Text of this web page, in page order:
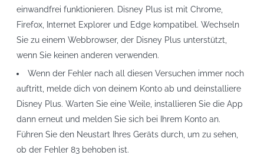
einwandfrei funktionieren. Disney Plus ist mit Chrome,
Firefox, Internet Explorer und Edge kompatibel. Wechseln
Sie zu einem Webbrowser, der Disney Plus unterstützt,
wenn Sie keinen anderen verwenden.
Wenn der Fehler nach all diesen Versuchen immer noch
auftritt, melde dich von deinem Konto ab und deinstalliere
Disney Plus. Warten Sie eine Weile, installieren Sie die App
dann erneut und melden Sie sich bei Ihrem Konto an.
Führen Sie den Neustart Ihres Geräts durch, um zu sehen,
ob der Fehler 83 behoben ist.